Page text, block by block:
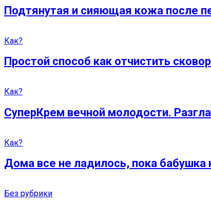
Подтянутая и сияющая кожа после
Как?
Простой способ как отчистить
Как?
СуперКрем вечной молодости.
Как?
Дома все не ладилось, пока бабушка
Без рубрики